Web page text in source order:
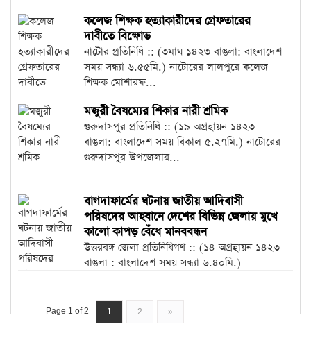
কলেজ শিক্ষক হত্যাকারীদের গ্রেফতারের
দাবীতে বিক্ষোভ
নাটোর প্রতিনিধি :: (৩মাঘ ১৪২৩ বাঙলা: বাংলাদেশ
সময় সন্ধ্যা ৬.৫৫মি.) নাটোরের লালপুরে কলেজ
শিক্ষক মোশারফ...
মজুরী বৈষম্যের শিকার নারী শ্রমিক
গুরুদাসপুর প্রতিনিধি :: (১৯ অগ্রহায়ন ১৪২৩
বাঙলা: বাংলাদেশ সময় বিকাল ৫.২৭মি.) নাটোরের
গুরুদাসপুর উপজেলার...
বাগদাফার্মের ঘটনায় জাতীয় আদিবাসী
পরিষদের আহবানে দেশের বিভিন্ন জেলায় মুখে
কালো কাপড় বেঁধে মানববন্ধন
উত্তরবঙ্গ জেলা প্রতিনিধিগণ :: (১৪ অগ্রহায়ন ১৪২৩
বাঙলা : বাংলাদেশ সময় সন্ধ্যা ৬.৪০মি.)
Page 1 of 2 1 2 »